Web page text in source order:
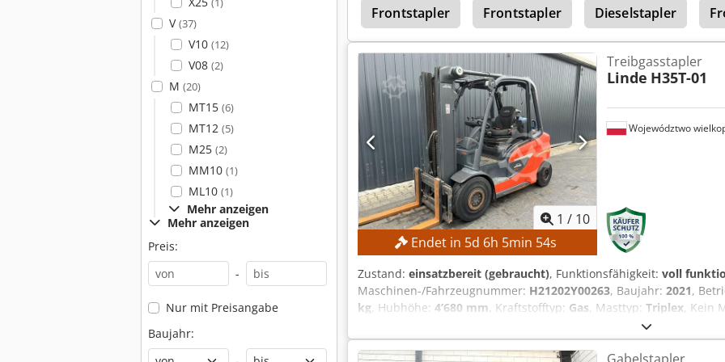
(1)
V(37)
V10 (12)
V08 (2)
M (20)
MT15 (6)
MT12 (5)
M25 (2)
MM10 (1)
ML10 (1)
Mehr anzeigen
Mehr anzeigen
Preis:
-
Nur mit Preisangabe
Baujahr:
Frontstapler
Frontstapler Dieselstapler
Kalmar Seitenstapler
1 / 10
Endet in 5d 6h 5min 51s
Województwo
Treibgasstapler
Linde H35T-01
Zustand: einsatzbereit (gebraucht), Funktionsfähigkeit: voll
Maschinen-/Fahrzeugnummer: H21202Y00263, Baujahr: 2021,
kg, Hubhöhe: 4’680 mm, Kraftstofftyp: Gas, Masttyp: Triplex, Kein
zum höchsten Gebot! TECHNISCHE DETAILS Tragkraft: 3.500 kg
MASCHINEN-DETAILS Masttyp: Triplex ISO-Klasse: ISO-Klasse 3
Betriebsstunden: 7.093 h Cedpfx Aezrgbisarerf AUSSTATTUNG
Gabelstapler